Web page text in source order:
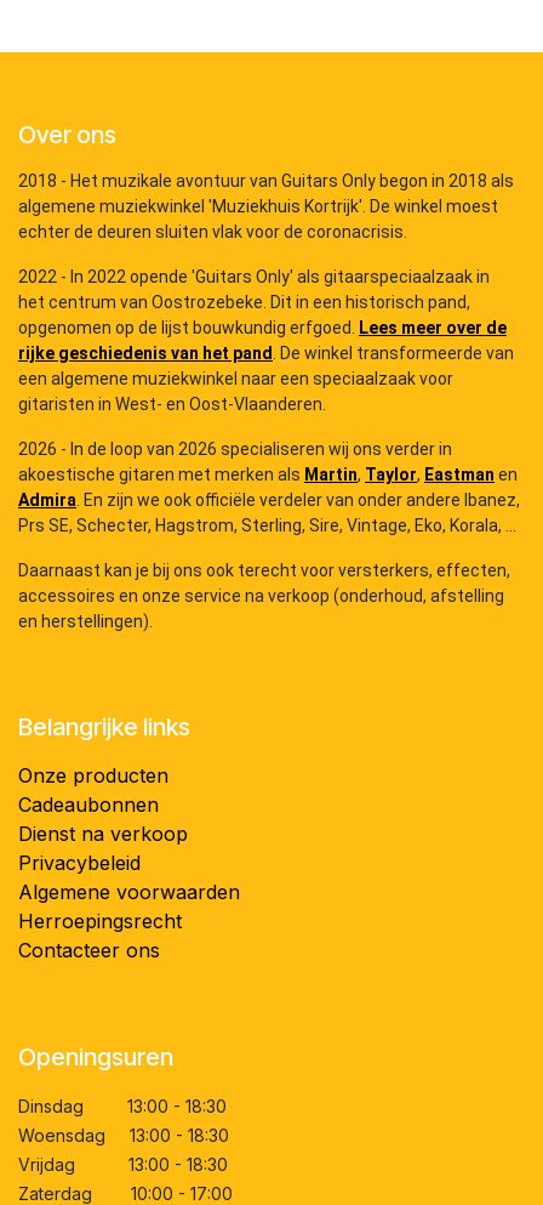
Over ons
2018 - Het muzikale avontuur van Guitars Only begon in 2018 als
algemene muziekwinkel 'Muziekhuis Kortrijk'. De winkel moest
echter de deuren sluiten vlak voor de coronacrisis.
2022 - In 2022 opende 'Guitars Only' als gitaarspeciaalzaak in
het centrum van Oostrozebeke. Dit in een historisch pand,
opgenomen op de lijst bouwkundig erfgoed.
Lees meer over de
rijke geschiedenis van het pand
. De winkel transformeerde van
een algemene muziekwinkel naar een speciaalzaak voor
gitaristen in West- en Oost-Vlaanderen.
2026 - In de loop van 2026 specialiseren wij ons verder in
akoestische gitaren met merken als Martin, Taylor, Eastman en
Admira . En zijn we ook officiële verdeler van onder andere Ibanez,
Prs SE, Schecter, Hagstrom, Sterling, Sire, Vintage, Eko, Korala, ...
Daarnaast kan je bij ons ook terecht voor versterkers, effecten,
accessoires en onze service na verkoop (onderhoud, afstelling
en herstellingen).
Belangrijke links
Onze producten
Cadeaubonnen
Dienst na verkoop
Privacybeleid
Algemene voorwaarden
Herroepingsrecht
Contacteer ons
Openingsuren
Dinsdag 13:00 - 18:30
Woensdag 13:00 - 18:30
Vrijdag 13:00 - 18:30
Zaterdag 10:00 - 17:00